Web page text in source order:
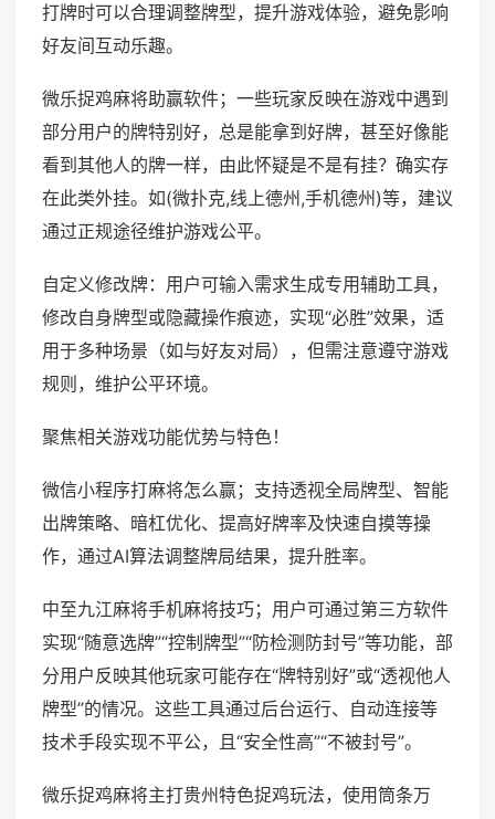
打牌时可以合理调整牌型，提升游戏体验，避免影响
好友间互动乐趣。
微乐捉鸡麻将助赢软件；一些玩家反映在游戏中遇到
部分用户的牌特别好，总是能拿到好牌，甚至好像能
看到其他人的牌一样，由此怀疑是不是有挂？确实存
在此类外挂。如(微扑克,线上德州,手机德州)等，建议
通过正规途径维护游戏公平。
自定义修改牌：用户可输入需求生成专用辅助工具，
修改自身牌型或隐藏操作痕迹，实现“必胜”效果，适
用于多种场景（如与好友对局），但需注意遵守游戏
规则，维护公平环境。
聚焦相关游戏功能优势与特色！
微信小程序打麻将怎么赢；支持透视全局牌型、智能
出牌策略、暗杠优化、提高好牌率及快速自摸等操
作，通过AI算法调整牌局结果，提升胜率。
中至九江麻将手机麻将技巧；用户可通过第三方软件
实现“随意选牌”“控制牌型”“防检测防封号”等功能，部
分用户反映其他玩家可能存在“牌特别好”或“透视他人
牌型”的情况。这些工具通过后台运行、自动连接等
技术手段实现不平公，且“安全性高”“不被封号”。
微乐捉鸡麻将主打贵州特色捉鸡玩法，使用筒条万